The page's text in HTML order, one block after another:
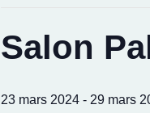
Salon
23 mars 2024 - 29 mars